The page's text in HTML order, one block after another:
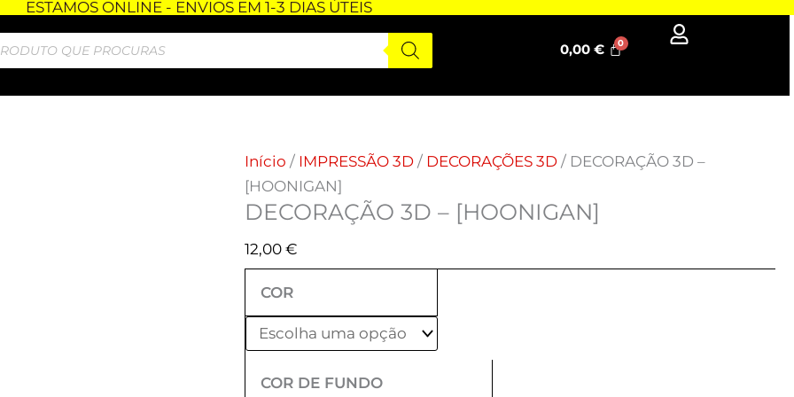
ESTAMOS ONLINE - ENVIOS EM 1-3 DIAS ÚTEIS
0,00€
Início / IMPRESSÃO 3D / DECORAÇÕES 3D / DECORAÇÃO 3D –
[HOONIGAN]
DECORAÇÃO 3D – [HOONIGAN]
12,00€
COR
COR DE FUNDO
Quantidade
de